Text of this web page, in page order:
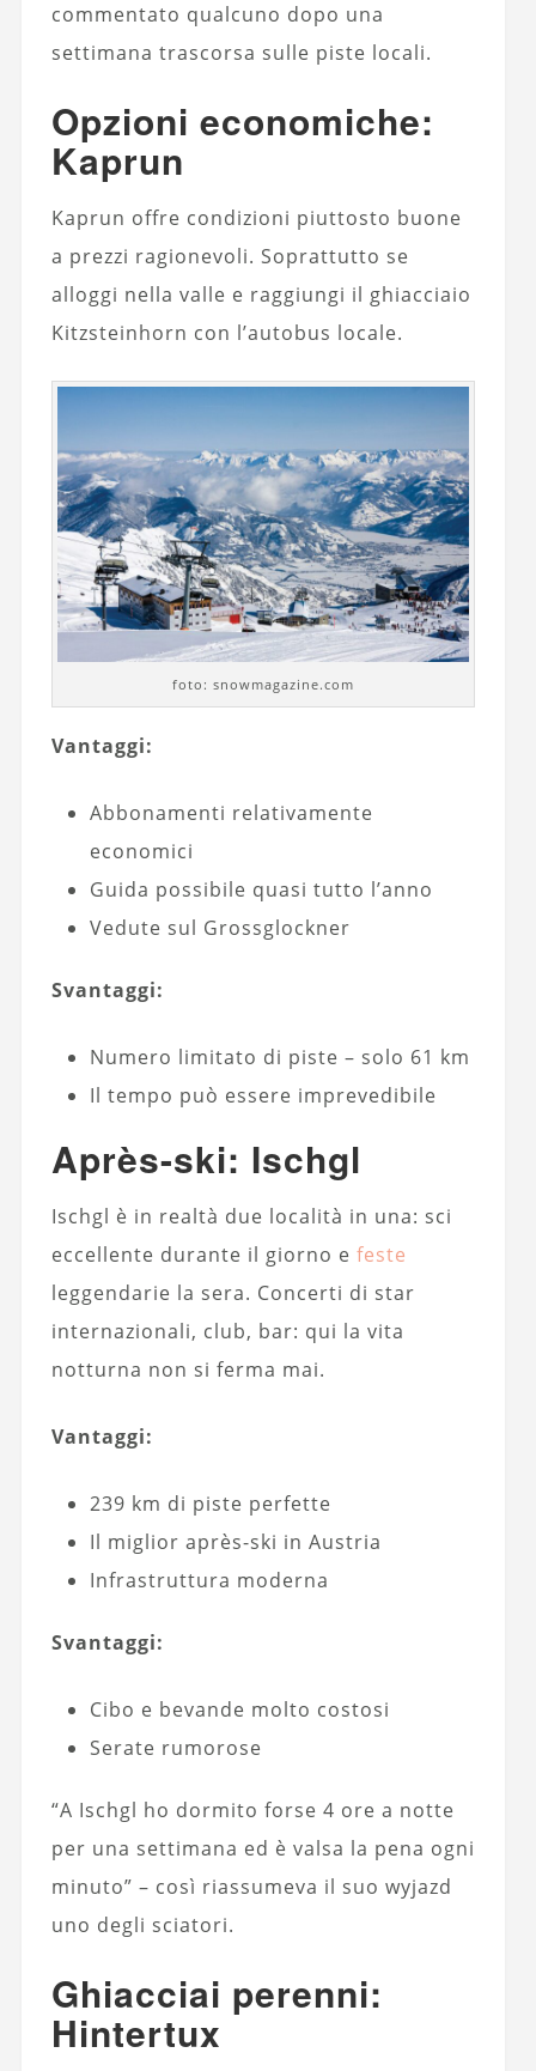
commentato qualcuno dopo una
settimana trascorsa sulle piste locali.
Opzioni economiche:
Kaprun
Kaprun offre condizioni piuttosto buone
a prezzi ragionevoli. Soprattutto se
alloggi nella valle e raggiungi il ghiacciaio
Kitzsteinhorn con l’autobus locale.
foto: snowmagazine.com
Vantaggi:
Abbonamenti relativamente
economici
Guida possibile quasi tutto l’anno
Vedute sul Grossglockner
Svantaggi:
Numero limitato di piste – solo 61 km
Il tempo può essere imprevedibile
Après-ski: Ischgl
Ischgl è in realtà due località in una: sci
eccellente durante il giorno e feste
leggendarie la sera. Concerti di star
internazionali, club, bar: qui la vita
notturna non si ferma mai.
Vantaggi:
239 km di piste perfette
Il miglior après-ski in Austria
Infrastruttura moderna
Svantaggi:
Cibo e bevande molto costosi
Serate rumorose
“A Ischgl ho dormito forse 4 ore a notte
per una settimana ed è valsa la pena ogni
minuto” – così riassumeva il suo wyjazd
uno degli sciatori.
Ghiacciai perenni:
Hintertux